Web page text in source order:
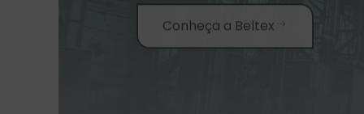
Conheça a Beltex